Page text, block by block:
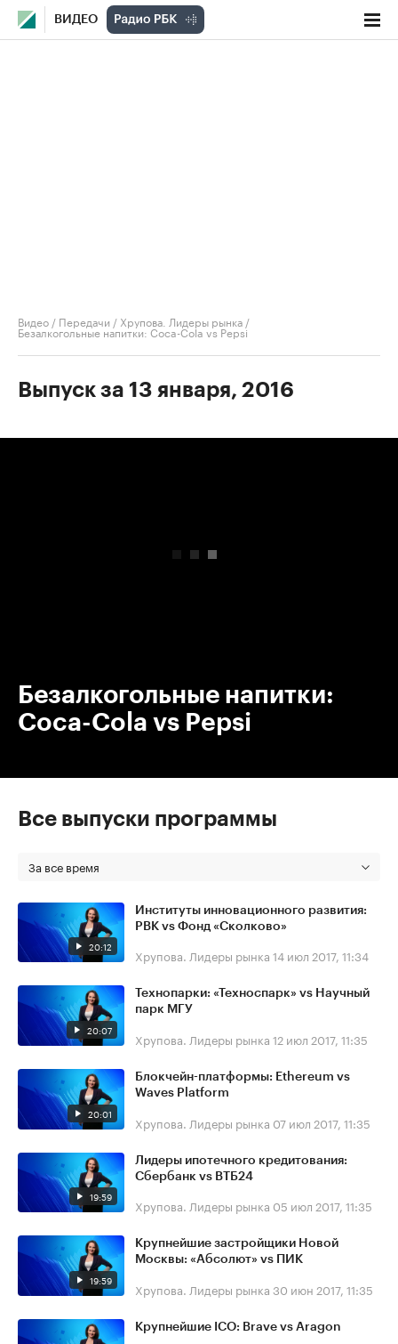
ВИДЕО
Видео / Передачи / Хрупова. Лидеры рынка /
Безалкогольные напитки: Coca-Cola vs Pepsi
Выпуск за 13 января, 2016
Безалкогольные напитки:
Coca-Cola vs Pepsi
Все выпуски программы
За все время
20:12
Институты инновационного развития:
РВК vs Фонд «Сколково»
Хрупова. Лидеры рынка 14 июл 2017, 11:34
20:07
Технопарки: «Техноспарк» vs Научный
парк МГУ
Хрупова. Лидеры рынка 12 июл 2017, 11:35
20:01
Блокчейн-платформы: Ethereum vs
Waves Platform
Хрупова. Лидеры рынка 07 июл 2017, 11:35
19:59
Лидеры ипотечного кредитования:
Сбербанк vs ВТБ24
Хрупова. Лидеры рынка 05 июл 2017, 11:35
19:59
Крупнейшие застройщики Новой
Москвы: «Абсолют» vs ПИК
Хрупова. Лидеры рынка 30 июн 2017, 11:35
Крупнейшие ICO: Brave vs Aragon